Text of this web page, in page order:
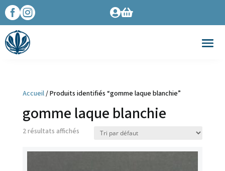
 
Accueil/ Produits identifiés “gomme laque blanchie”
gomme laque blanchie
2 résultats affichés